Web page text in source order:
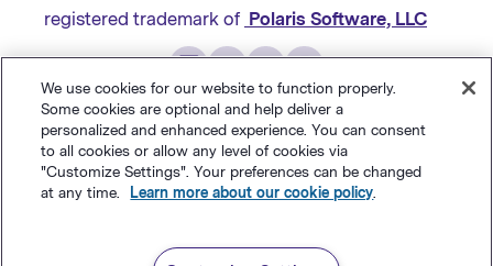
Italiano
Français
registered trademark of Polaris Software, LLC
We use cookies for our website to function properly.
Some cookies are optional and help deliver a
personalized and enhanced experience. You can consent
to all cookies or allow any level of cookies via
"Customize Settings". Your preferences can be changed
at any time.
Learn more about our cookie policy.